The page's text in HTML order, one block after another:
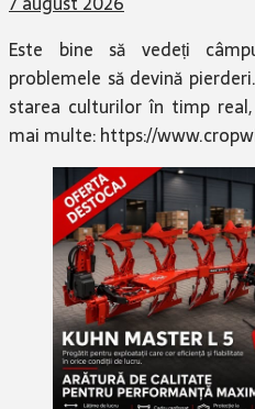
Este bine să vedeți
problemele să devină
starea culturilor în timp
mai multe: https://